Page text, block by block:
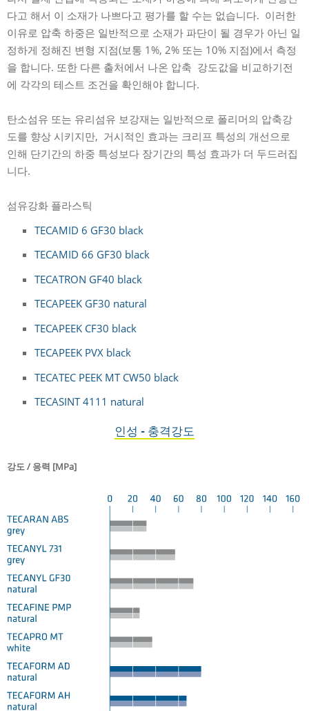
다고 해서 이 소재가 나쁘다고 평가를 할 수는 없습니다. 이러한
이유로 압축 하중은 일반적으로 소재가 파단이 될 경우가 아닌 일
정하게 정해진 변형 지점(보통 1%, 2% 또는 10% 지점)에서 측정
을 합니다. 또한 다른 출처에서 나온 압축 강도값을 비교하기전
에 각각의 테스트 조건을 확인해야 합니다.
탄소섬유 또는 유리섬유 보강재는 일반적으로 폴리머의 압축강
도를 향상 시키지만, 거시적인 효과는 크리프 특성의 개선으로
인해 단기간의 하중 특성보다 장기간의 특성 효과가 더 두드러집
니다.
섬유강화 플라스틱
TECAMID 6 GF30 black
TECAMID 66 GF30 black
TECATRON GF40 black
TECAPEEK GF30 natural
TECAPEEK CF30 black
TECAPEEK PVX black
TECATEC PEEK MT CW50 black
TECASINT 4111 natural
인성 - 충격강도
강도 / 응력 [MPa]